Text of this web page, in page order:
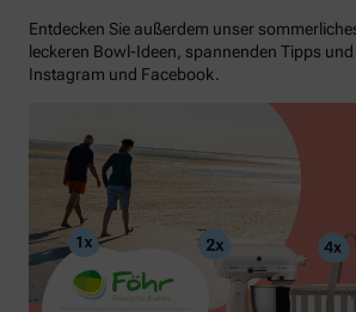
Entdecken Sie außerdem unser
leckeren Bowl-Ideen, spannenden Tipps
Instagram und Facebook.